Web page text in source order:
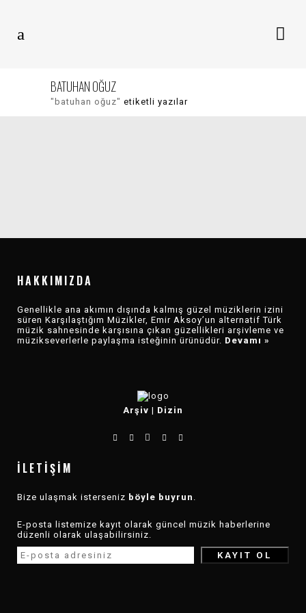
BATUHAN OĞUZ
"batuhan oğuz" etiketli yazılar
DEĞERLENDIRMESI
HAKKIMIZDA
Genellikle ana akımın dışında kalmış güzel müziklerin izini
süren Karşılaştığım Müzikler, Emir Aksoy’un alternatif Türk
müzik sahnesinde karşısına çıkan güzellikleri arşivleme ve
müzikseverlerle paylaşma isteğinin ürünüdür. Devamı »
Arşiv | Dizin
İLETIŞIM
Bize ulaşmak isterseniz böyle buyrun .
E-posta listemize kayıt olarak güncel müzik haberlerine
düzenli olarak ulaşabilirsiniz.